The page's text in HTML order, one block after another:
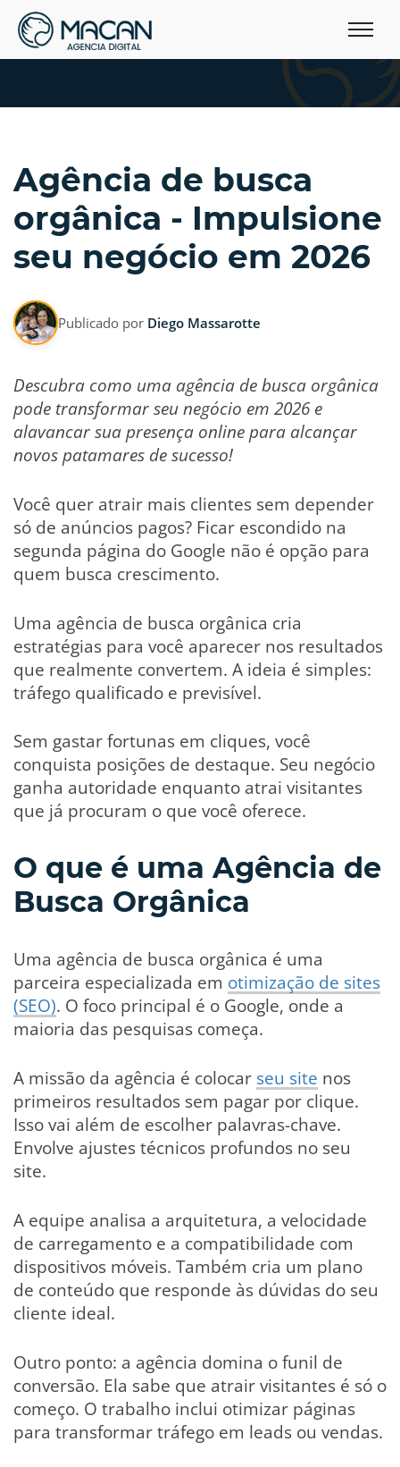
Agência de busca
orgânica - Impulsione
seu negócio em 2026
Publicado por Diego Massarotte
Descubra como uma agência de busca orgânica
pode transformar seu negócio em 2026 e
alavancar sua presença online para alcançar
novos patamares de sucesso!
Você quer atrair mais clientes sem depender
só de anúncios pagos? Ficar escondido na
segunda página do Google não é opção para
quem busca crescimento.
Uma agência de busca orgânica cria
estratégias para você aparecer nos resultados
que realmente convertem. A ideia é simples:
tráfego qualificado e previsível.
Sem gastar fortunas em cliques, você
conquista posições de destaque. Seu negócio
ganha autoridade enquanto atrai visitantes
que já procuram o que você oferece.
O que é uma Agência de
Busca Orgânica
Uma agência de busca orgânica é uma
parceira especializada em otimização de sites
(SEO). O foco principal é o Google, onde a
maioria das pesquisas começa.
A missão da agência é colocar seu site nos
primeiros resultados sem pagar por clique.
Isso vai além de escolher palavras-chave.
Envolve ajustes técnicos profundos no seu
site.
A equipe analisa a arquitetura, a velocidade
de carregamento e a compatibilidade com
dispositivos móveis. Também cria um plano
de conteúdo que responde às dúvidas do seu
cliente ideal.
Outro ponto: a agência domina o funil de
conversão. Ela sabe que atrair visitantes é só o
começo. O trabalho inclui otimizar páginas
para transformar tráfego em leads ou vendas.